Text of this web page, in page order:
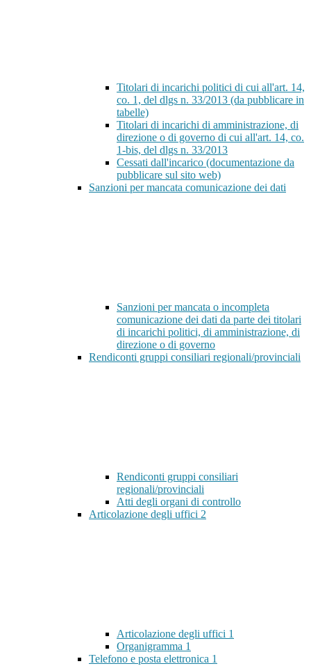
Titolari di incarichi politici di cui all'art. 14,
co. 1, del dlgs n. 33/2013 (da pubblicare in
tabelle)
Titolari di incarichi di amministrazione, di
direzione o di governo di cui all'art. 14, co.
1-bis, del dlgs n. 33/2013
Cessati dall'incarico (documentazione da
pubblicare sul sito web)
Sanzioni per mancata comunicazione dei dati
Sanzioni per mancata o incompleta
comunicazione dei dati da parte dei titolari
di incarichi politici, di amministrazione, di
direzione o di governo
Rendiconti gruppi consiliari regionali/provinciali
Rendiconti gruppi consiliari
regionali/provinciali
Atti degli organi di controllo
Articolazione degli uffici 2
Articolazione degli uffici 1
Organigramma 1
Telefono e posta elettronica 1